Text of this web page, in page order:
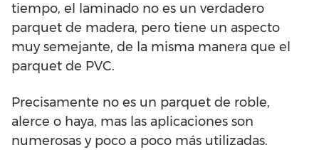
tiempo, el laminado no es un verdadero
parquet de madera, pero tiene un aspecto
muy semejante, de la misma manera que el
parquet de PVC.
Precisamente no es un parquet de roble,
alerce o haya, mas las aplicaciones son
numerosas y poco a poco más utilizadas.